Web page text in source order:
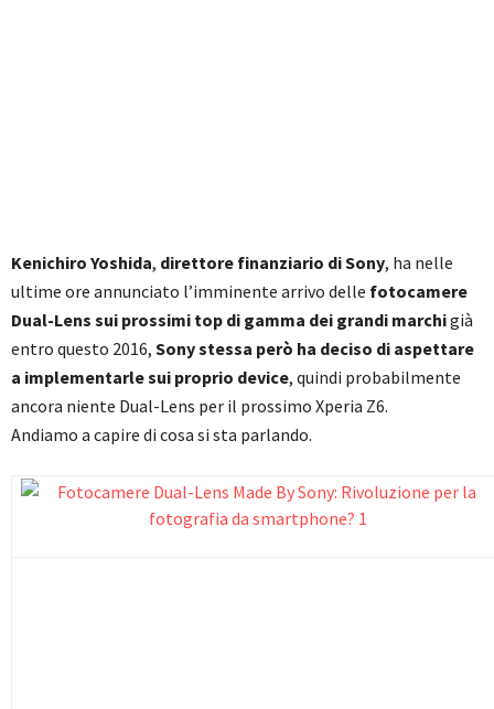
Kenichiro Yoshida, direttore finanziario di Sony, ha nelle
ultime ore annunciato l’imminente arrivo delle fotocamere
Dual-Lens sui prossimi top di gamma dei grandi marchigià
entro questo 2016, Sony stessa però ha deciso di aspettare
a implementarle sui proprio device, quindi probabilmente
ancora niente Dual-Lens per il prossimo Xperia Z6.
Andiamo a capire di cosa si sta parlando.